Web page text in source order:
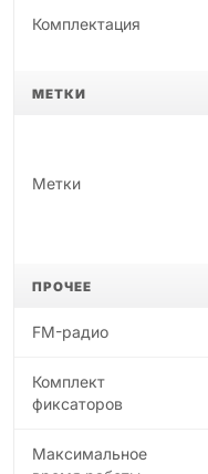
Комплектация
МЕТКИ
Метки
ПРОЧЕЕ
FM-радио
Комплект
фиксаторов
Максимальное